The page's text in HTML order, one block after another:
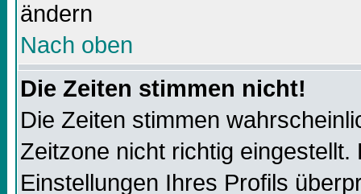
ändern
Nach oben
Die Zeiten stimmen nicht!
Die Zeiten stimmen
Zeitzone nicht richtig
Einstellungen Ihres Profils